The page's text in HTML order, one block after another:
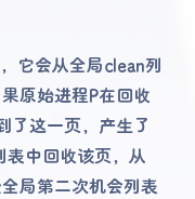
它会从全局clean列
原始进程P在回收
了这一页，产生了
表中回收该页，从
局第二次机会列表